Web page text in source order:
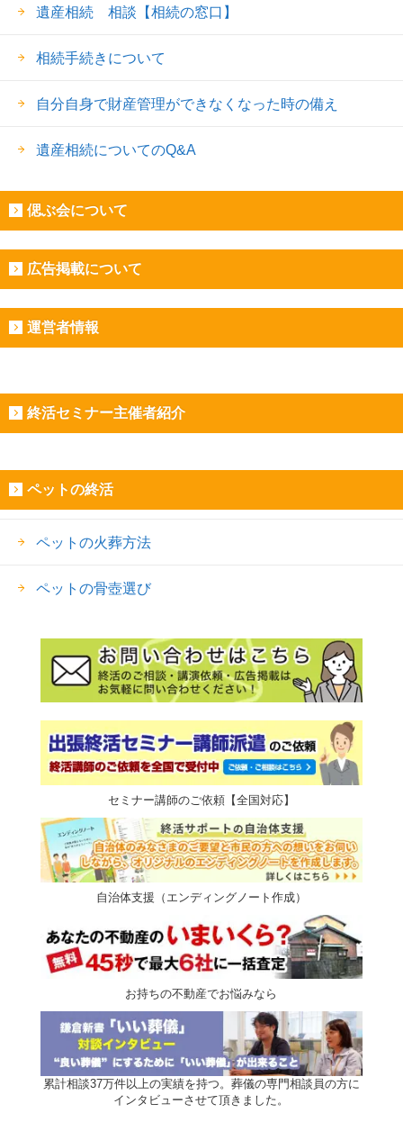
遺産相続 相談【相続の窓口】
相続手続きについて
自分自身で財産管理ができなくなった時の備え
遺産相続についてのQ&A
偲ぶ会について
広告掲載について
運営者情報
終活セミナー主催者紹介
ペットの終活
ペットの火葬方法
ペットの骨壺選び
セミナー講師のご依頼【全国対応】
自治体支援（エンディングノート作成）
お持ちの不動産でお悩みなら
累計相談37万件以上の実績を持つ。葬儀の専門相談員の方に
インタビューさせて頂きました。